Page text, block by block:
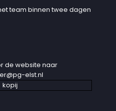
team binnen twee dagen
de website naar
elst.nl